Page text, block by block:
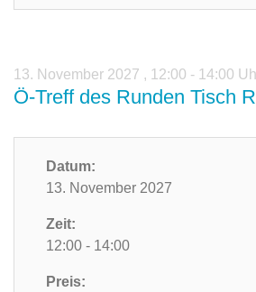
13. November 2027 , 12:00 - 14:00
Ö-Treff des Runden Tisch
Datum:
13. November 2027
Zeit:
12:00 - 14:00
Preis: